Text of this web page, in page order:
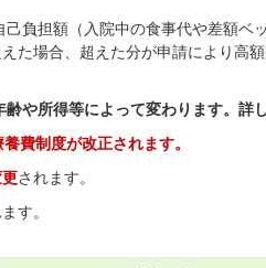
己負担額（入院中の食事代や差額ベ
た場合、超えた分が申請により高
齢や所得等によって変わります。詳
費制度が改正されます。
されます。
す。